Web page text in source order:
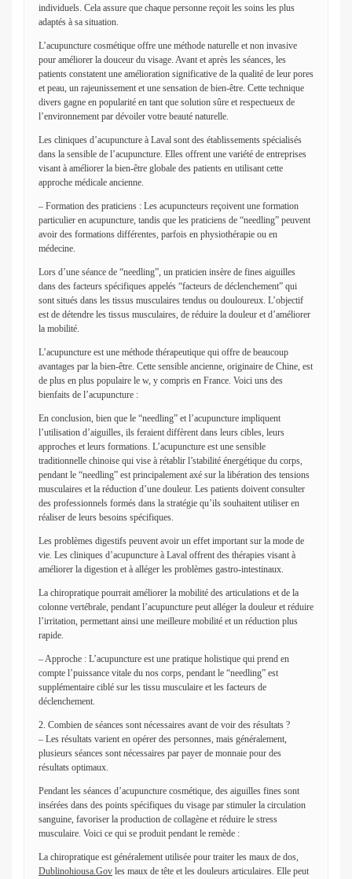
individuels. Cela assure que chaque personne reçoit les soins les plus
adaptés à sa situation.
L’acupuncture cosmétique offre une méthode naturelle et non invasive
pour améliorer la douceur du visage. Avant et après les séances, les
patients constatent une amélioration significative de la qualité de leur pores
et peau, un rajeunissement et une sensation de bien-être. Cette technique
divers gagne en popularité en tant que solution sûre et respectueux de
l’environnement par dévoiler votre beauté naturelle.
Les cliniques d’acupuncture à Laval sont des établissements spécialisés
dans la sensible de l’acupuncture. Elles offrent une variété de entreprises
visant à améliorer la bien-être globale des patients en utilisant cette
approche médicale ancienne.
– Formation des praticiens : Les acupuncteurs reçoivent une formation
particulier en acupuncture, tandis que les praticiens de “needling” peuvent
avoir des formations différentes, parfois en physiothérapie ou en
médecine.
Lors d’une séance de “needling”, un praticien insère de fines aiguilles
dans des facteurs spécifiques appelés “facteurs de déclenchement” qui
sont situés dans les tissus musculaires tendus ou douloureux. L’objectif
est de détendre les tissus musculaires, de réduire la douleur et d’améliorer
la mobilité.
L’acupuncture est une méthode thérapeutique qui offre de beaucoup
avantages par la bien-être. Cette sensible ancienne, originaire de Chine, est
de plus en plus populaire le w, y compris en France. Voici uns des
bienfaits de l’acupuncture :
En conclusion, bien que le “needling” et l’acupuncture impliquent
l’utilisation d’aiguilles, ils feraient diffèrent dans leurs cibles, leurs
approches et leurs formations. L’acupuncture est une sensible
traditionnelle chinoise qui vise à rétablir l’stabilité énergétique du corps,
pendant le “needling” est principalement axé sur la libération des tensions
musculaires et la réduction d’une douleur. Les patients doivent consulter
des professionnels formés dans la stratégie qu’ils souhaitent utiliser en
réaliser de leurs besoins spécifiques.
Les problèmes digestifs peuvent avoir un effet important sur la mode de
vie. Les cliniques d’acupuncture à Laval offrent des thérapies visant à
améliorer la digestion et à alléger les problèmes gastro-intestinaux.
La chiropratique pourrait améliorer la mobilité des articulations et de la
colonne vertébrale, pendant l’acupuncture peut alléger la douleur et réduire
l’irritation, permettant ainsi une meilleure mobilité et un réduction plus
rapide.
– Approche : L’acupuncture est une pratique holistique qui prend en
compte l’puissance vitale du nos corps, pendant le “needling” est
supplémentaire ciblé sur les tissu musculaire et les facteurs de
déclenchement.
2. Combien de séances sont nécessaires avant de voir des résultats ?
– Les résultats varient en opérer des personnes, mais généralement,
plusieurs séances sont nécessaires par payer de monnaie pour des
résultats optimaux.
Pendant les séances d’acupuncture cosmétique, des aiguilles fines sont
insérées dans des points spécifiques du visage par stimuler la circulation
sanguine, favoriser la production de collagène et réduire le stress
musculaire. Voici ce qui se produit pendant le remède :
La chiropratique est généralement utilisée pour traiter les maux de dos,
Dublinohiousa.Gov les maux de tête et les douleurs articulaires. Elle peut